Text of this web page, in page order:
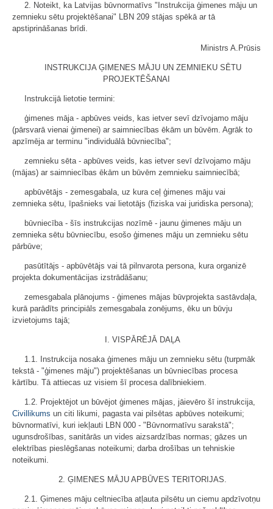
2. Noteikt, ka Latvijas būvnormatīvs "Instrukcija ģimenes māju un
zemnieku sētu projektēšanai" LBN 209 stājas spēkā ar tā
apstiprināšanas brīdi.
Ministrs A.Prūsis
INSTRUKCIJA ĢIMENES MĀJU UN ZEMNIEKU SĒTU
PROJEKTĒŠANAI
Instrukcijā lietotie termini:
ģimenes māja - apbūves veids, kas ietver sevī dzīvojamo māju
(pārsvarā vienai ģimenei) ar saimniecības ēkām un būvēm. Agrāk to
apzīmēja ar terminu "individuālā būvniecība";
zemnieku sēta - apbūves veids, kas ietver sevī dzīvojamo māju
(mājas) ar saimniecības ēkām un būvēm zemnieku saimniecībā;
apbūvētājs - zemesgabala, uz kura ceļ ģimenes māju vai
zemnieka sētu, īpašnieks vai lietotājs (fiziska vai juridiska persona);
būvniecība - šīs instrukcijas nozīmē - jaunu ģimenes māju un
zemnieka sētu būvniecību, esošo ģimenes māju un zemnieku sētu
pārbūve;
pasūtītājs - apbūvētājs vai tā pilnvarota persona, kura organizē
projekta dokumentācijas izstrādāšanu;
zemesgabala plānojums - ģimenes mājas būvprojekta sastāvdaļa,
kurā parādīts principiāls zemesgabala zonējums, ēku un būvju
izvietojums tajā;
I. VISPĀRĒJĀ DAĻA
1.1. Instrukcija nosaka ģimenes māju un zemnieku sētu (turpmāk
tekstā - "ģimenes māju") projektēšanas un būvniecības procesa
kārtību. Tā attiecas uz visiem šī procesa dalībniekiem.
1.2. Projektējot un būvējot ģimenes mājas, jāievēro šī instrukcija,
Civillikums un citi likumi, pagasta vai pilsētas apbūves noteikumi;
būvnormatīvi, kuri iekļauti LBN 000 - "Būvnormatīvu sarakstā";
ugunsdrošības, sanitārās un vides aizsardzības normas; gāzes un
elektrības pieslēgšanas noteikumi; darba drošības un tehniskie
noteikumi.
2. ĢIMENES MĀJU APBŪVES TERITORIJAS.
2.1. Ģimenes māju celtniecība atļauta pilsētu un ciemu apdzīvotņu